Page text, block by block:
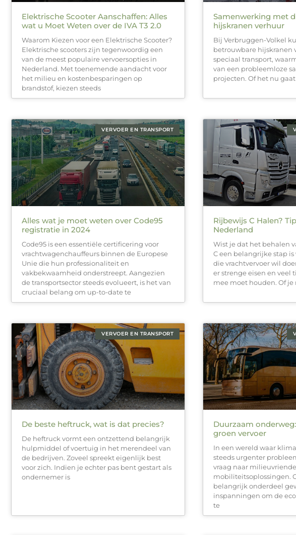
Elektrische Scooter Aanschaffen: Alles
wat u Moet Weten over de IVA T3 2.0
Waarom Kiezen voor een Elektrische Scooter?
Elektrische scooters zijn tegenwoordig een
van de meest populaire vervoersopties in
Nederland. Met toenemende aandacht voor
het milieu en kostenbesparingen op
brandstof, kiezen steeds
Samenwerking met
hijskranen verhuur
Bij Verbruggen-Volkel
betrouwbare hijskranen
speciaal transport,
van een probleemloze
projecten. Of het nu
VERVOER EN TRANSPORT
Alles wat je moet weten over Code95
registratie in 2024
Code95 is een essentiële certificering voor
vrachtwagenchauffeurs binnen de Europese
Unie die hun professionaliteit en
vakbekwaamheid onderstreept. Aangezien
de transportsector steeds evolueert, is het van
cruciaal belang om up-to-date te
Rijbewijs C Halen?
Nederland
Wist je dat het behalen
C een belangrijke stap is
die vrachtvervoer wil
er strenge eisen en veel
mee moet houden. Of
VERVOER EN TRANSPORT
De beste heftruck, wat is dat precies?
De heftruck vormt een ontzettend belangrijk
hulpmiddel of voertuig in het merendeel van
de bedrijven. Zoveel spreekt eigenlijk best
voor zich. Indien je echter pas bent gestart als
ondernemer is
Duurzaam
groen vervoer
In een wereld waar
steeds urgenter
vraag naar
mobiliteitsoplossingen.
belangrijk onderdeel
inspanningen om de
te